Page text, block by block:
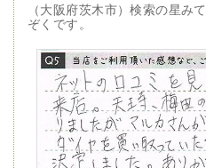
（大阪府茨木市）検索の星み
ぞくです。